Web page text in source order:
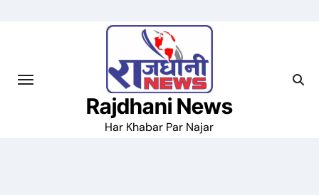
Rajdhani News
Har Khabar Par Najar